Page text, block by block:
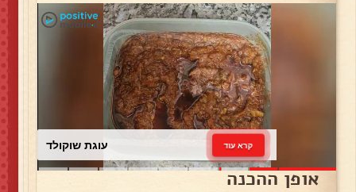
עוגת שוקולד קרא עוד
אופן ההכנה